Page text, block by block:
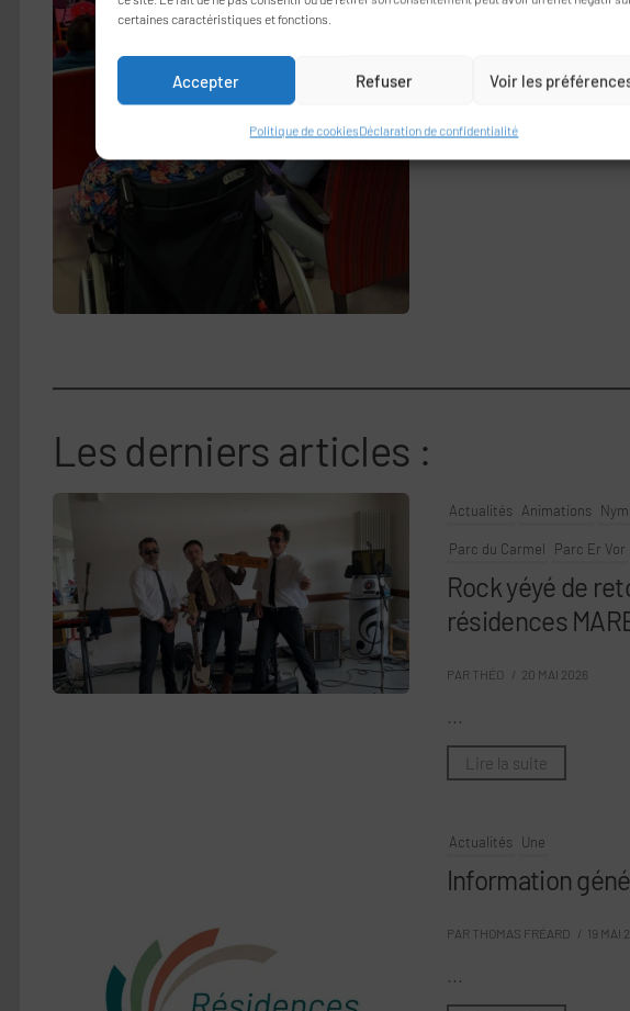
certaines caractéristiques et fonctions.
Accepter Refuser Voir les
Politique de cookiesDéclaration de confidentialité
Les derniers articles :
Actualités Animations
Parc du Carmel Parc Er Vor
Rock yéyé de
résidences
PAR THÉO / 20 MAI 2026
...
Lire la suite
Actualités Une
Information
PAR THOMAS FRÉARD / 19 MAI
...